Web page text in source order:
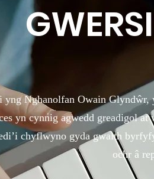
yng Nghanolfan Owain Glyndŵr,
yn cynnig agwedd greadigol at
chyflwyno gyda gwaith
ochr â